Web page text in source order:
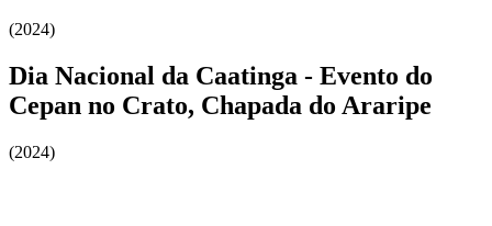
(2024)
Dia Nacional da Caatinga - Evento do
Cepan no Crato, Chapada do Araripe
(2024)